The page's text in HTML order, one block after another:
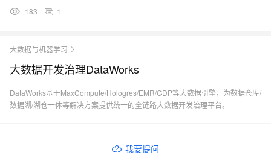
183 1
大数据与机器学习
大数据开发治理DataWorks
DataWorks基于MaxCompute/Hologres/EMR/CDP等大数据引擎，为数据仓库/
数据湖/湖仓一体等解决方案提供统一的全链路大数据开发治理平台。
我要提问